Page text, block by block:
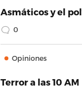
Asmáticos y el
0
Opiniones
Terror a las 10 AM